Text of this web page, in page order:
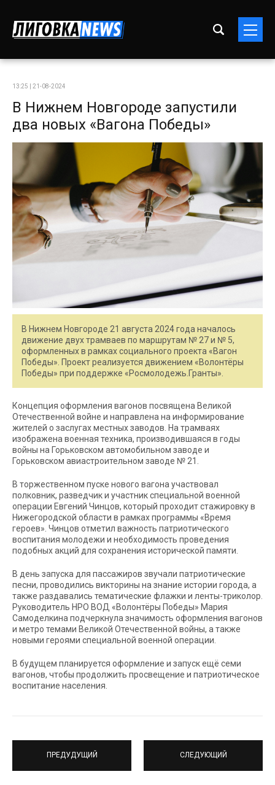
13:25 | 21-08-2024
В Нижнем Новгороде запустили
два новых «Вагона Победы»
В Нижнем Новгороде 21 августа 2024 года началось
движение двух трамваев по маршрутам № 27 и № 5,
оформленных в рамках социального проекта «Вагон
Победы». Проект реализуется движением «Волонтёры
Победы» при поддержке «Росмолодежь.Гранты».
Концепция оформления вагонов посвящена Великой
Отечественной войне и направлена на информирование
жителей о заслугах местных заводов. На трамваях
изображена военная техника, производившаяся в годы
войны на Горьковском автомобильном заводе и
Горьковском авиастроительном заводе № 21.
В торжественном пуске нового вагона участвовал
полковник, разведчик и участник специальной военной
операции Евгений Чинцов, который проходит стажировку в
Нижегородской области в рамках программы «Время
героев». Чинцов отметил важность патриотического
воспитания молодежи и необходимость проведения
подобных акций для сохранения исторической памяти.
В день запуска для пассажиров звучали патриотические
песни, проводились викторины на знание истории города, а
также раздавались тематические флажки и ленты-триколор.
Руководитель НРО ВОД «Волонтёры Победы» Мария
Самоделкина подчеркнула значимость оформления вагонов
и метро темами Великой Отечественной войны, а также
новыми героями специальной военной операции.
В будущем планируется оформление и запуск ещё семи
вагонов, чтобы продолжить просвещение и патриотическое
воспитание населения.
ПРЕДУДУЩИЙ СЛЕДУЮЩИЙ